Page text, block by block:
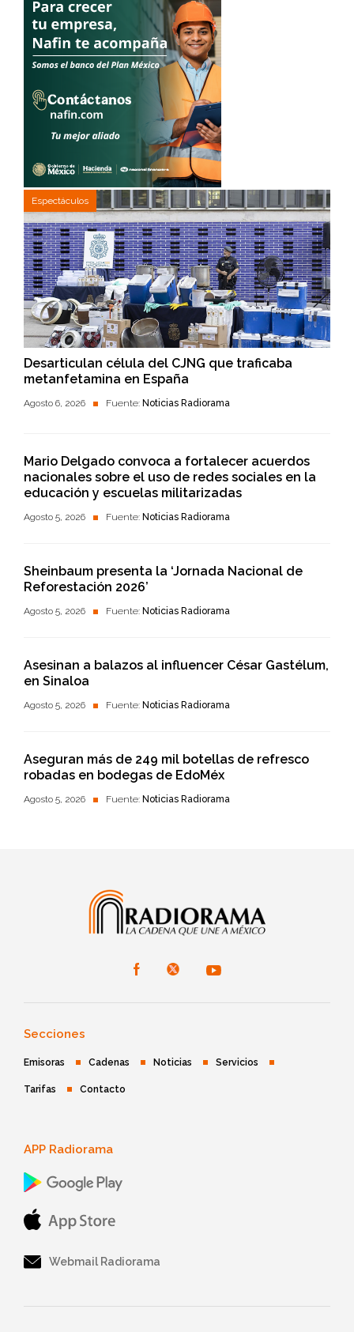
Espectáculos
Desarticulan célula del CJNG que traficaba
metanfetamina en España
Agosto 6, 2026 Fuente: Noticias Radiorama
Mario Delgado convoca a fortalecer acuerdos
nacionales sobre el uso de redes sociales en la
educación y escuelas militarizadas
Agosto 5, 2026 Fuente: Noticias Radiorama
Sheinbaum presenta la ‘Jornada Nacional de
Reforestación 2026’
Agosto 5, 2026 Fuente: Noticias Radiorama
Asesinan a balazos al influencer César Gastélum,
en Sinaloa
Agosto 5, 2026 Fuente: Noticias Radiorama
Aseguran más de 249 mil botellas de refresco
robadas en bodegas de EdoMéx
Agosto 5, 2026 Fuente: Noticias Radiorama
Secciones
Emisoras Cadenas Noticias Servicios
Tarifas Contacto
APP Radiorama
Webmail Radiorama